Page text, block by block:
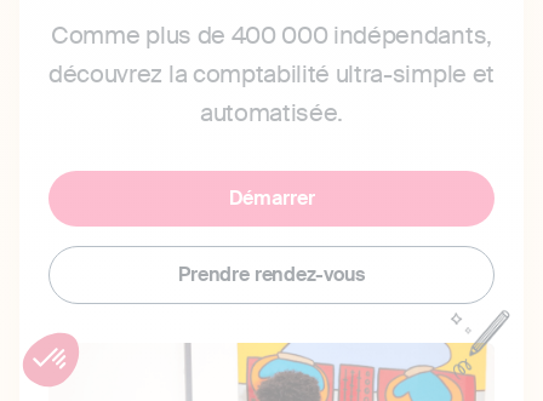
Comme plus de 400 000 indépendants,
découvrez la comptabilité ultra-simple et
automatisée.
Démarrer
Prendre rendez-vous